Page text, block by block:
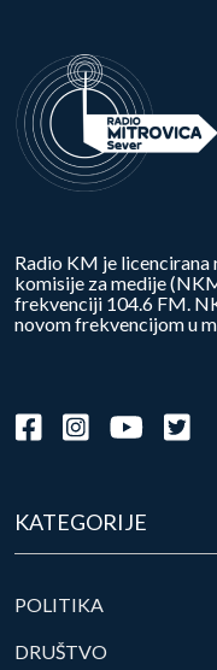
Radio KM je licencirana
komisije za medije
frekvenciji 104.6 FM.
novom frekvencijom u
KATEGORIJE
POLITIKA
DRUŠTVO